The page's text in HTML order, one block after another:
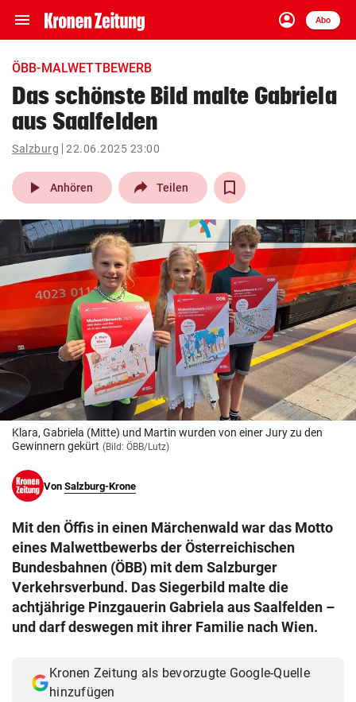
menu Navigation
ein-/ausklappen
account_circle
Anmelden
Abo
close Schließen
account_circle Anmelden
pin_drop
Wien arrow_right
bookmark
search
Suchbegriff
eingeben
© Krone Multimedia GmbH & Co KG 2026
Muthgasse 2, 1190 Wien
ÖBB-MALWETTBEWERB
Das schönste Bild malte Gabriela
aus Saalfelden
Salzburg 22.06.2025 23:00
play_arrow Anhören Teilen
Klara, Gabriela (Mitte) und Martin wurden von einer Jury zu den
Gewinnern gekürt (Bild: ÖBB/Lutz)
Von Salzburg-Krone
Mit den Öffis in einen Märchenwald war das Motto
eines Malwettbewerbs der Österreichischen
Bundesbahnen (ÖBB) mit dem Salzburger
Verkehrsverbund. Das Siegerbild malte die
achtjährige Pinzgauerin Gabriela aus Saalfelden –
und darf deswegen mit ihrer Familie nach Wien.
Kronen Zeitung als bevorzugte Google-Quelle
hinzufügen